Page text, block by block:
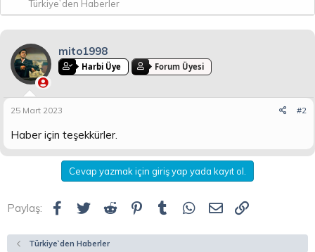
Türkiye`den Haberler
mito1998
Harbi Üye Forum Üyesi
25 Mart 2023 #2
Haber için teşekkürler.
Cevap yazmak için giriş yap yada kayıt ol.
Paylaş: Facebook
Twitter Reddit Pinterest
Tumblr WhatsApp
E-posta
Türkiye`den Haberler